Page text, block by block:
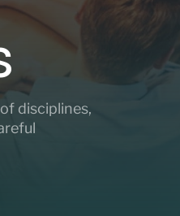
disciplines,